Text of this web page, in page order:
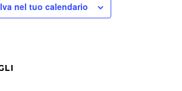
nel tuo calendario